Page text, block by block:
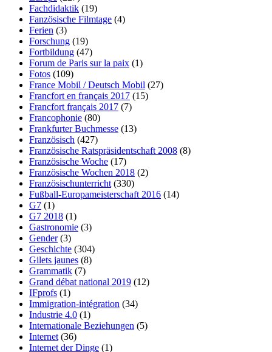
Fachdidaktik (19)
Fanzösische Filmtage (4)
Ferien (3)
Forschung (19)
Fortbildung (47)
Forum de Paris sur la paix (1)
Fotos (109)
France Mobil / Deutsch Mobil (27)
Francfort en français 2017 (15)
Francfort français 2017 (7)
Francophonie (80)
Frankfurter Buchmesse (13)
Französisch (427)
Französische Ratspräsidentschaft 2008 (8)
Französische Woche (17)
Französische Wochen 2018 (2)
Französischunterricht (330)
Fußball-Europameisterschaft 2016 (14)
G7 (1)
G7 2018 (1)
Gastronomie (3)
Gender(3)
Geschichte (304)
Gilets jaunes (8)
Grammatik (7)
Grand débat national 2019 (12)
IFprofs (1)
Immigration-intégration (34)
Industrie 4.0 (1)
Internationale Beziehungen (5)
Internet (36)
Internet der Dinge (1)